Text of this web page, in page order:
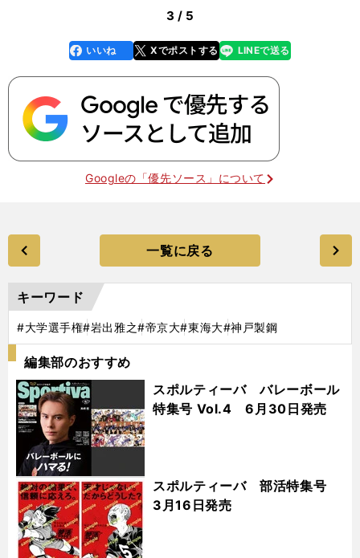
3 / 5
faceboo
k
いいね Xでポストする
line LINEで送る
Googleの「優先ソース」について
一覧に戻る
キーワード
#大学選手権#岩出雅之#帝京大#東海大#神戸製鋼
編集部のおすすめ
スポルティーバ バレーボール
特集号 Vol.4 6月30日発売
スポルティーバ 部活特集号
3月16日発売